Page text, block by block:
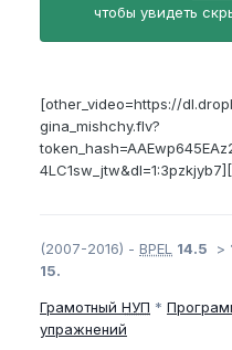
чтобы увидеть
[other_video=https://
gina_mishchy.flv?
(2007-2016) - BPEL 14.5 >
15.
Грамотный НУП *
упражнений